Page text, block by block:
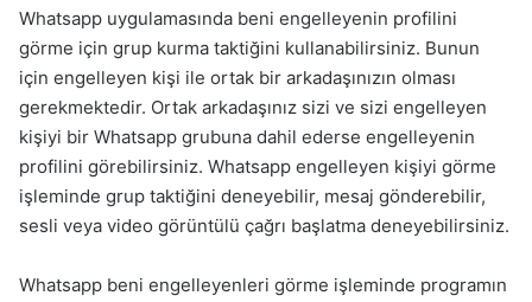
Whatsapp uygulamasında beni engelleyenin profilini
görme için grup kurma taktiğini kullanabilirsiniz. Bunun
için engelleyen kişi ile ortak bir arkadaşınızın olması
gerekmektedir. Ortak arkadaşınız sizi ve sizi engelleyen
kişiyi bir Whatsapp grubuna dahil ederse engelleyenin
profilini görebilirsiniz. Whatsapp engelleyen kişiyi görme
işleminde grup taktiğini deneyebilir, mesaj gönderebilir,
sesli veya video görüntülü çağrı başlatma deneyebilirsiniz.
Whatsapp beni engelleyenleri görme işleminde programın